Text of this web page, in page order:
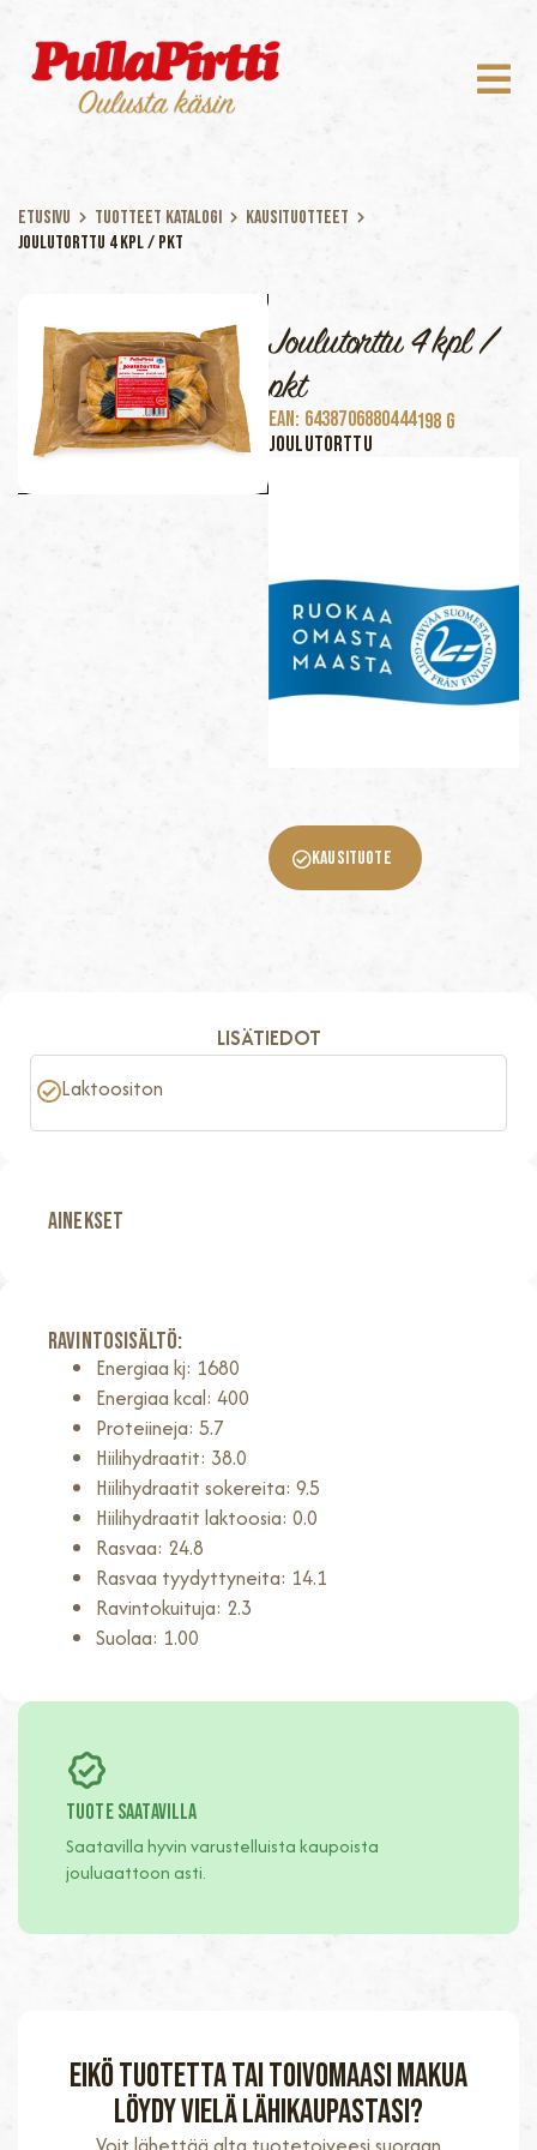
Etusivu Tuotteet katalogi
Kausituotteet
Joulutorttu 4 kpl / pkt
Joulutorttu 4 kpl /
pkt
EAN: 6438706880444198 G
JOULUTORTTU
KAUSITUOTE
LISÄTIEDOT
Laktoositon
AINEKSET
Ravintosisältö:
Energiaa kj: 1680
Energiaa kcal: 400
Proteiineja: 5.7
Hiilihydraatit: 38.0
Hiilihydraatit sokereita: 9.5
Hiilihydraatit laktoosia: 0.0
Rasvaa: 24.8
Rasvaa tyydyttyneita: 14.1
Ravintokuituja: 2.3
Suolaa: 1.00
TUOTE SAATAVILLA
Saatavilla hyvin varustelluista kaupoista
jouluaattoon asti.
Eikö tuotetta tai toivomaasi makua
löydy vielä lähikaupastasi?